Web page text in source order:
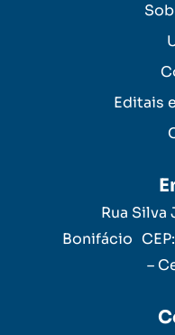
Editais
Rua Silva
Bonifácio
–